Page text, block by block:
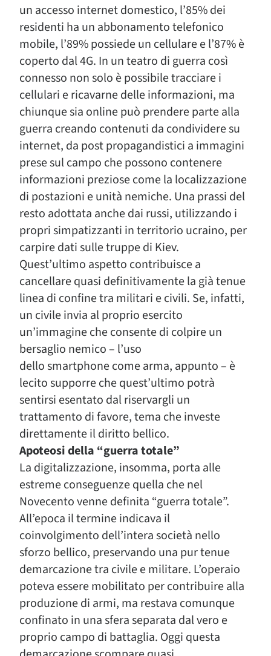
un accesso internet domestico, l’85% dei
residenti ha un abbonamento telefonico
mobile, l’89% possiede un cellulare e l’87% è
coperto dal 4G. In un teatro di guerra così
connesso non solo è possibile tracciare i
cellulari e ricavarne delle informazioni, ma
chiunque sia online può prendere parte alla
guerra creando contenuti da condividere su
internet, da post propagandistici a immagini
prese sul campo che possono contenere
informazioni preziose come la localizzazione
di postazioni e unità nemiche. Una prassi del
resto adottata anche dai russi, utilizzando i
propri simpatizzanti in territorio ucraino, per
carpire dati sulle truppe di Kiev.
Quest’ultimo aspetto contribuisce a
cancellare quasi definitivamente la già tenue
linea di confine tra militari e civili. Se, infatti,
un civile invia al proprio esercito
un’immagine che consente di colpire un
bersaglio nemico – l’uso
dello smartphone come arma, appunto – è
lecito supporre che quest’ultimo potrà
sentirsi esentato dal riservargli un
trattamento di favore, tema che investe
direttamente il diritto bellico.
Apoteosi della “guerra totale”
La digitalizzazione, insomma, porta alle
estreme conseguenze quella che nel
Novecento venne definita “guerra totale”.
All’epoca il termine indicava il
coinvolgimento dell’intera società nello
sforzo bellico, preservando una pur tenue
demarcazione tra civile e militare. L’operaio
poteva essere mobilitato per contribuire alla
produzione di armi, ma restava comunque
confinato in una sfera separata dal vero e
proprio campo di battaglia. Oggi questa